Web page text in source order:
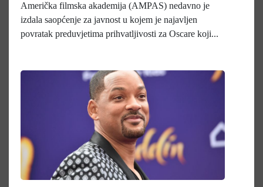
Američka filmska akademija (AMPAS) nedavno je
izdala saopćenje za javnost u kojem je najavljen
povratak preduvjetima prihvatljivosti za Oscare koji...